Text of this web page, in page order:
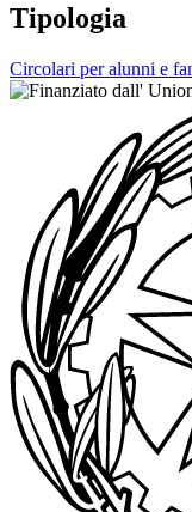
Tipologia
Circolari per alunni e